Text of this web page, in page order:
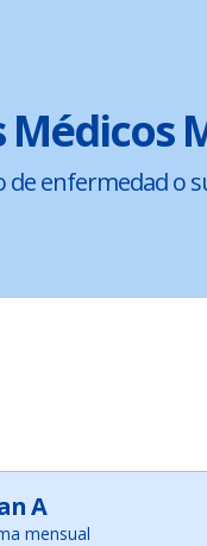
Médicos
de enfermedad o
A
mensual